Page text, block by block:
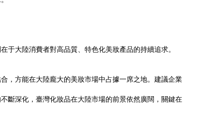
大陸消費者對高品質、特色化美妝產品的持續追求。
，方能在大陸龐大的美妝市場中占據一席之地。建議企業
斷深化，臺灣化妝品在大陸市場的前景依然廣闊，關鍵在